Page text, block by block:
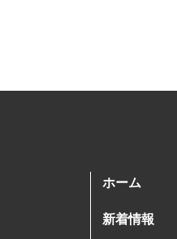
ホーム
新着情報